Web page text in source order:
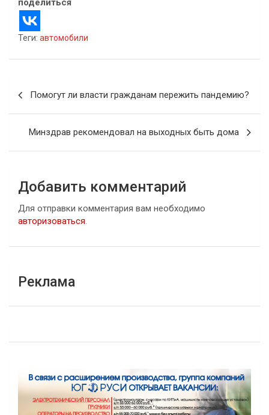
поделиться
Теги: автомобили
записям
Помогут ли власти гражданам пережить пандемию?
Минздрав рекомендовал на выходных быть дома
Добавить комментарий
Для отправки комментария вам необходимо
авторизоваться.
Реклама